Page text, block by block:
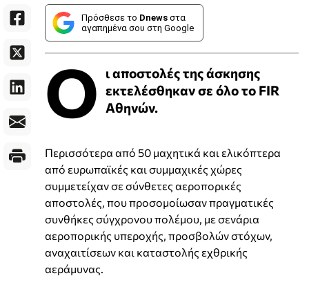
Πρόσθεσε το Dnews στα
αγαπημένα σου στη Google
Ο ι αποστολές της άσκησης
εκτελέσθηκαν σε όλο το FIR
Αθηνών.
Περισσότερα από 50 μαχητικά και ελικόπτερα
από ευρωπαϊκές και συμμαχικές χώρες
συμμετείχαν σε σύνθετες αεροπορικές
αποστολές, που προσομοίωσαν πραγματικές
συνθήκες σύγχρονου πολέμου, με σενάρια
αεροπορικής υπεροχής, προσβολών στόχων,
αναχαιτίσεων και καταστολής εχθρικής
αεράμυνας.